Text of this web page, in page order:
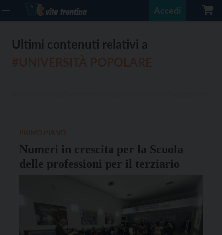
Accedi
Ultimi contenuti relativi a
Numeri in crescita per la Scuola
delle professioni per il terziario